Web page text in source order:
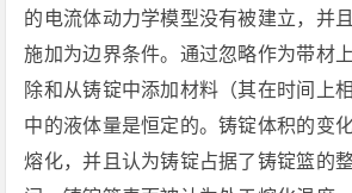
的电流体动力学模型没有被建立，并
施加为边界条件。通过忽略作为带材
除和从铸锭中添加材料（其在时间上
中的液体量是恒定的。铸锭体积的变
熔化，并且认为铸锭占据了铸锭篮的